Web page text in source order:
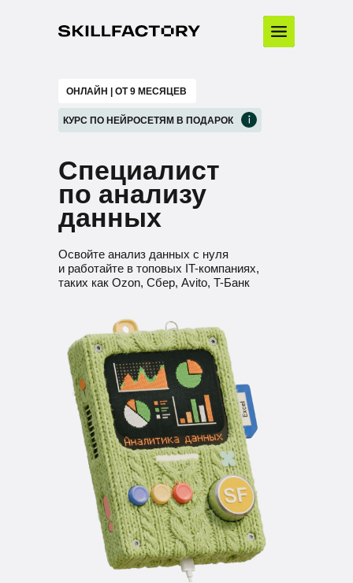
ОНЛАЙН | ОТ 9 МЕСЯЦЕВ
Специалист
по анализу
данных
Освойте анализ данных с нуля
и работайте в топовых IT-компаниях,
таких как Ozon, Сбер, Avito, T-Банк
КУРС ПО НЕЙРОСЕТЯМ В ПОДАРОК